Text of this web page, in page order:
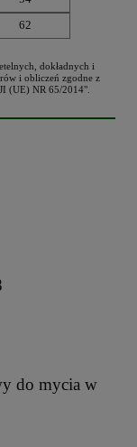
62
dokładnych i
i obliczeń zgodne z
(UE) NR 65/2014".
do mycia w